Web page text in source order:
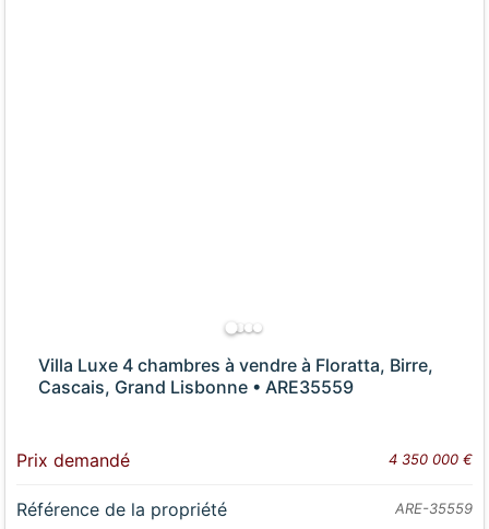
Villa Luxe 4 chambres à vendre à Floratta, Birre,
Cascais, Grand Lisbonne • ARE35559
Prix demandé 4 350 000 €
Référence de la propriété ARE-35559